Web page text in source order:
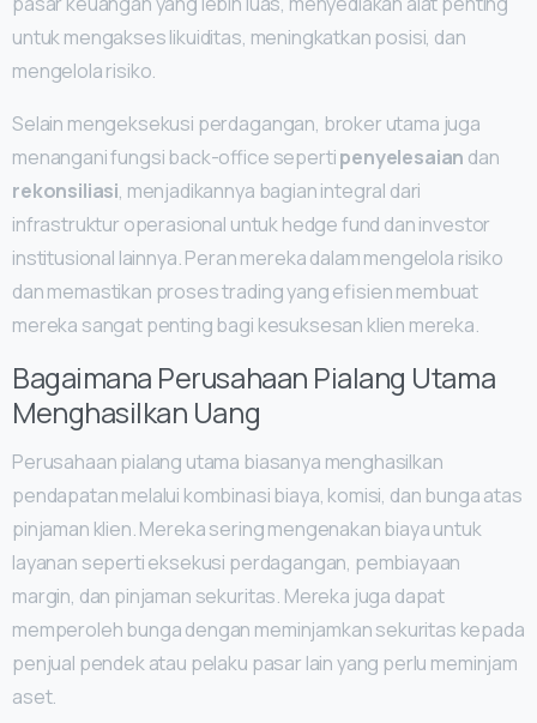
untuk mengakses likuiditas, meningkatkan posisi, dan
mengelola risiko.
Selain mengeksekusi perdagangan, broker utama juga
menangani fungsi back-office sepertipenyelesaian dan
rekonsiliasi, menjadikannya bagian integral dari
infrastruktur operasional untuk hedge fund dan investor
institusional lainnya. Peran mereka dalam mengelola risiko
dan memastikan proses trading yang efisien membuat
mereka sangat penting bagi kesuksesan klien mereka.
Bagaimana Perusahaan Pialang Utama
Menghasilkan Uang
Perusahaan pialang utama biasanya menghasilkan
pendapatan melalui kombinasi biaya, komisi, dan bunga atas
pinjaman klien. Mereka sering mengenakan biaya untuk
layanan seperti eksekusi perdagangan, pembiayaan
margin, dan pinjaman sekuritas. Mereka juga dapat
memperoleh bunga dengan meminjamkan sekuritas kepada
penjual pendek atau pelaku pasar lain yang perlu meminjam
aset.